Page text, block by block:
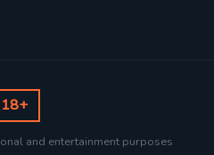
18+
and entertainment purposes